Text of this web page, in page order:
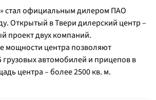
стал официальным дилером ПАО
Открытый в Твери дилерский центр –
проект двух компаний.
мощности центра позволяют
грузовых автомобилей и прицепов в
центра – более 2500 кв. м.